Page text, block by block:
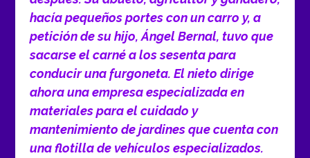
hacía pequeños portes con un carro y, a
petición de su hijo, Ángel Bernal, tuvo que
sacarse el carné a los sesenta para
conducir una furgoneta. El nieto dirige
ahora una empresa especializada en
materiales para el cuidado y
mantenimiento de jardines que cuenta con
una flotilla de vehículos especializados.